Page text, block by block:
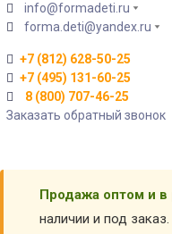
info@formadeti.ru
forma.deti@yandex.ru
+7 (812) 628-50-25
+7 (495) 131-60-25
8 (800) 707-46-25
Заказать обратный звонок
Продажа оптом и в
наличии и под